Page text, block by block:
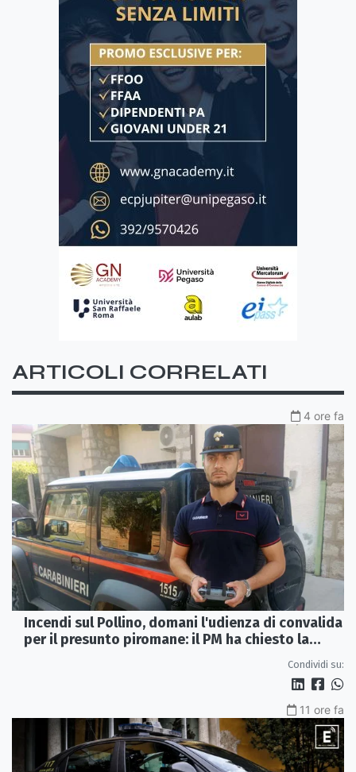
ARTICOLI CORRELATI
4 ore fa
Incendi sul Pollino, domani l'udienza di convalida
per il presunto piromane: il PM ha chiesto la
Condividi su:
11 ore fa